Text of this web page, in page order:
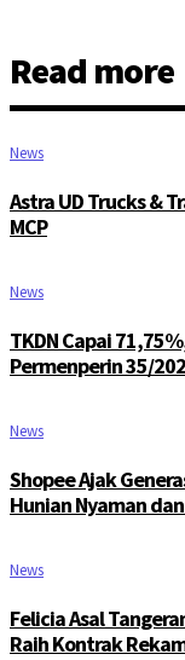
Read more
News
Astra UD Trucks &
MCP
News
TKDN Capai
Permenperin 35/
News
Shopee Ajak
Hunian Nyaman
News
Felicia Asal
Raih Kontrak